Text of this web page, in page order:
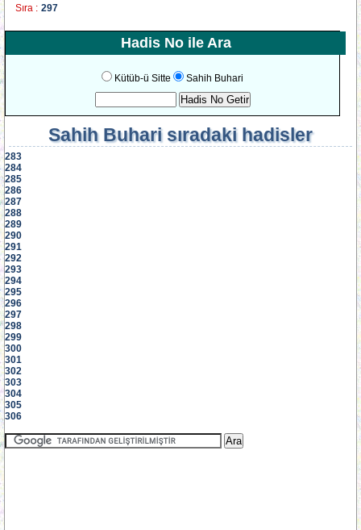
Sıra : 297
Hadis No ile Ara
Kütüb-ü Sitte Sahih Buhari
Sahih Buharisıradaki hadisler
283
284
285
286
287
288
289
290
291
292
293
294
295
296
297
298
299
300
301
302
303
304
305
306